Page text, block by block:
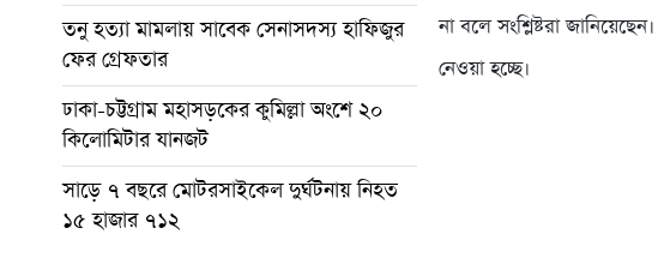
তনু হত্যা মামলায় সাবেক সেনাসদস্য হাফিজুর
ফের গ্রেফতার
ঢাকা-চট্টগ্রাম মহাসড়কের কুমিল্লা অংশে ২০
কিলোমিটার যানজট
সাড়ে ৭ বছরে মোটরসাইকেল দুর্ঘটনায় নিহত
১৫ হাজার ৭১২
না বলে সংশ্লিষ্টরা
নেওয়া হচ্ছে।